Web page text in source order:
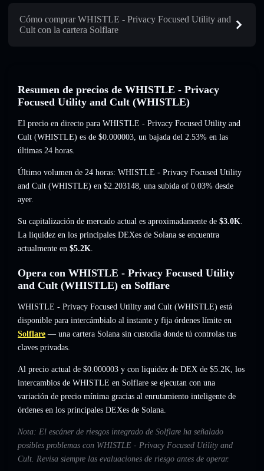
Cómo comprar WHISTLE - Privacy Focused Utility and
Cult con la cartera Solflare
Resumen de precios de WHISTLE - Privacy
Focused Utility and Cult (WHISTLE)
El precio en directo para WHISTLE - Privacy Focused Utility and
Cult (WHISTLE) es de $0.000003, un bajada del 2.53% en las
últimas 24 horas.
Último volumen de 24 horas: WHISTLE - Privacy Focused Utility
and Cult (WHISTLE) en $2.203148, una subida of 0.03% desde
ayer.
Su capitalización de mercado actual es aproximadamente de $3.0K.
La liquidez en los principales DEXes de Solana se encuentra
actualmente en $5.2K.
Opera con WHISTLE - Privacy Focused Utility
and Cult (WHISTLE) en Solflare
WHISTLE - Privacy Focused Utility and Cult (WHISTLE) está
disponible para intercámbialo al instante y fija órdenes límite en
Solflare — una cartera Solana sin custodia donde tú controlas tus
claves privadas.
Al precio actual de $0.000003 y con liquidez de DEX de $5.2K, los
intercambios de WHISTLE en Solflare se ejecutan con una
variación de precio mínima gracias al enrutamiento inteligente de
órdenes en los principales DEXes de Solana.
Nota: El escáner de riesgos integrado de Solflare ha señalado
posibles problemas con WHISTLE - Privacy Focused Utility and
Cult. Revisa siempre las evaluaciones de riesgo antes de operar.